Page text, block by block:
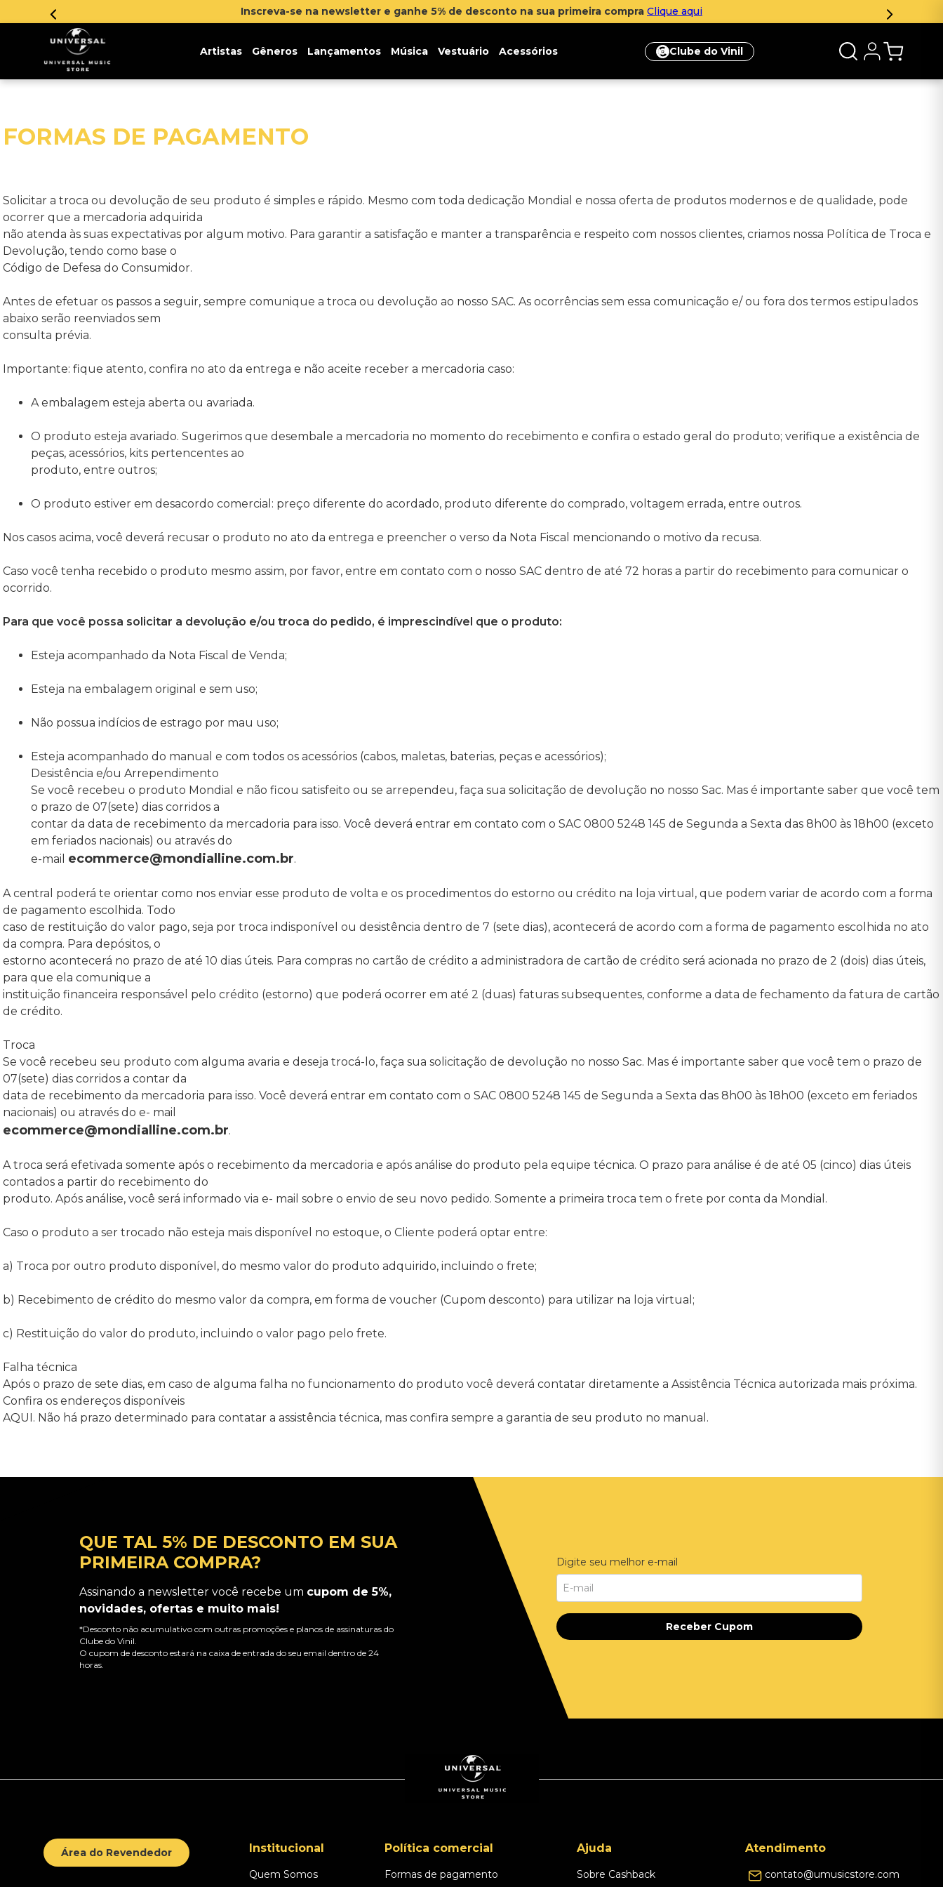
Inscreva-se na newsletter e ganhe 5% de desconto na sua primeira compra Clique aqui
Artistas Gêneros Lançamentos Música Vestuário Acessórios Clube do Vinil
FORMAS DE PAGAMENTO
Solicitar a troca ou devolução de seu produto é simples e rápido. Mesmo com toda dedicação Mondial e nossa oferta de produtos modernos e de qualidade, pode
ocorrer que a mercadoria adquirida
não atenda às suas expectativas por algum motivo. Para garantir a satisfação e manter a transparência e respeito com nossos clientes, criamos nossa Política de Troca e
Devolução, tendo como base o
Código de Defesa do Consumidor.
Antes de efetuar os passos a seguir, sempre comunique a troca ou devolução ao nosso SAC. As ocorrências sem essa comunicação e/ ou fora dos termos estipulados
abaixo serão reenviados sem
consulta prévia.
Importante: fique atento, confira no ato da entrega e não aceite receber a mercadoria caso:
A embalagem esteja aberta ou avariada.
O produto esteja avariado. Sugerimos que desembale a mercadoria no momento do recebimento e confira o estado geral do produto; verifique a existência de
peças, acessórios, kits pertencentes ao
produto, entre outros;
O produto estiver em desacordo comercial: preço diferente do acordado, produto diferente do comprado, voltagem errada, entre outros.
Nos casos acima, você deverá recusar o produto no ato da entrega e preencher o verso da Nota Fiscal mencionando o motivo da recusa.
Caso você tenha recebido o produto mesmo assim, por favor, entre em contato com o nosso SAC dentro de até 72 horas a partir do recebimento para comunicar o
ocorrido.
Para que você possa solicitar a devolução e/ou troca do pedido, é imprescindível que o produto:
Esteja acompanhado da Nota Fiscal de Venda;
Esteja na embalagem original e sem uso;
Não possua indícios de estrago por mau uso;
Esteja acompanhado do manual e com todos os acessórios (cabos, maletas, baterias, peças e acessórios);
Desistência e/ou Arrependimento
Se você recebeu o produto Mondial e não ficou satisfeito ou se arrependeu, faça sua solicitação de devolução no nosso Sac. Mas é importante saber que você tem
o prazo de 07(sete) dias corridos a
contar da data de recebimento da mercadoria para isso. Você deverá entrar em contato com o SAC 0800 5248 145 de Segunda a Sexta das 8h00 às 18h00 (exceto
em feriados nacionais) ou através do
e-mail ecommerce@mondialline.com.br.
A central poderá te orientar como nos enviar esse produto de volta e os procedimentos do estorno ou crédito na loja virtual, que podem variar de acordo com a forma
de pagamento escolhida. Todo
caso de restituição do valor pago, seja por troca indisponível ou desistência dentro de 7 (sete dias), acontecerá de acordo com a forma de pagamento escolhida no ato
da compra. Para depósitos, o
estorno acontecerá no prazo de até 10 dias úteis. Para compras no cartão de crédito a administradora de cartão de crédito será acionada no prazo de 2 (dois) dias úteis,
para que ela comunique a
instituição financeira responsável pelo crédito (estorno) que poderá ocorrer em até 2 (duas) faturas subsequentes, conforme a data de fechamento da fatura de cartão
de crédito.
Troca
Se você recebeu seu produto com alguma avaria e deseja trocá-lo, faça sua solicitação de devolução no nosso Sac. Mas é importante saber que você tem o prazo de
07(sete) dias corridos a contar da
data de recebimento da mercadoria para isso. Você deverá entrar em contato com o SAC 0800 5248 145 de Segunda a Sexta das 8h00 às 18h00 (exceto em feriados
nacionais) ou através do e- mail
ecommerce@mondialline.com.br.
A troca será efetivada somente após o recebimento da mercadoria e após análise do produto pela equipe técnica. O prazo para análise é de até 05 (cinco) dias úteis
contados a partir do recebimento do
produto. Após análise, você será informado via e- mail sobre o envio de seu novo pedido. Somente a primeira troca tem o frete por conta da Mondial.
Caso o produto a ser trocado não esteja mais disponível no estoque, o Cliente poderá optar entre:
a) Troca por outro produto disponível, do mesmo valor do produto adquirido, incluindo o frete;
b) Recebimento de crédito do mesmo valor da compra, em forma de voucher (Cupom desconto) para utilizar na loja virtual;
c) Restituição do valor do produto, incluindo o valor pago pelo frete.
Falha técnica
Após o prazo de sete dias, em caso de alguma falha no funcionamento do produto você deverá contatar diretamente a Assistência Técnica autorizada mais próxima.
Confira os endereços disponíveis
AQUI. Não há prazo determinado para contatar a assistência técnica, mas confira sempre a garantia de seu produto no manual.
QUE TAL 5% DE DESCONTO EM SUA
PRIMEIRA COMPRA?
Assinando a newsletter você recebe um cupom de 5%,
novidades, ofertas e muito mais!
*Desconto não acumulativo com outras promoções e planos de assinaturas do
Clube do Vinil.
O cupom de desconto estará na caixa de entrada do seu email dentro de 24
horas.
Digite seu melhor e-mail
Receber Cupom
Área do Revendedor Institucional
Quem Somos
Política comercial
Formas de pagamento
Ajuda
Sobre Cashback
Atendimento
contato@umusicstore.com